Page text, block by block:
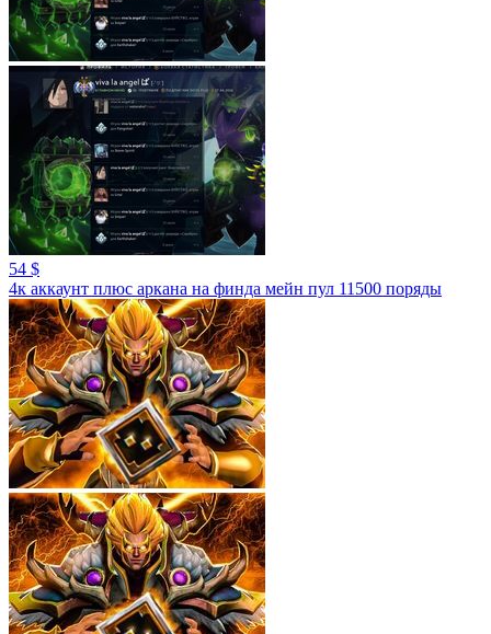
54 $
4к аккаунт плюс аркана на финда мейн пул 11500 поряды